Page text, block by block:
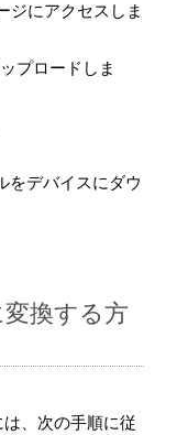
ジにアクセスしま
プロードしま
をデバイスにダウ
換する方
、次の手順に従